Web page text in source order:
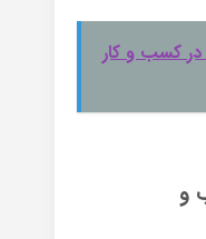
کسب و کار
و